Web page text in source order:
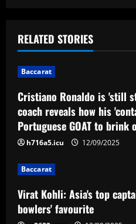
t
n
a
v
i
g
a
t
RELATED STORIES
Baccarat
Cristiano Ronaldo is 'still
coach reveals how his
Portuguese GOAT to brink
h716a5.icu 12/09/2025
Baccarat
Virat Kohli: Asia's top
bowlers' favourite